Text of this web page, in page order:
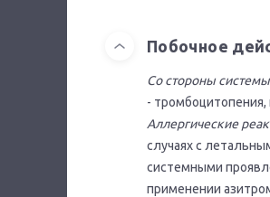
Побочное
Со стороны
- тромбоцитопения,
Аллергические
случаях с
системными
применении